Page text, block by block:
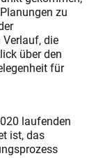
zu
die
über den
für
laufenden
ist, das